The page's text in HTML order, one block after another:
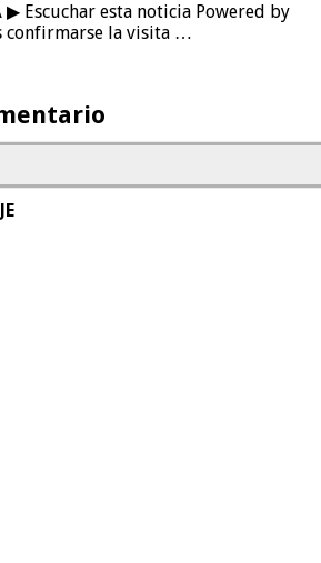
▶ Escuchar esta noticia Powered by
confirmarse la visita …